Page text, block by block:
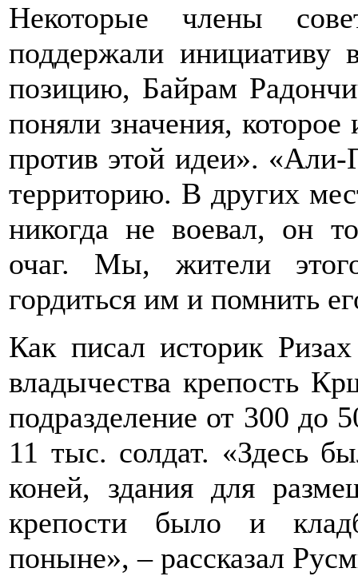
Некоторые члены
поддержали инициативу
позицию, Байрам
поняли значения,
против этой идеи».
территорию. В других
никогда не воевал, он
очаг. Мы, жители
гордиться им и помнить
Как писал историк
владычества крепость
подразделение от 300 до
11 тыс. солдат. «Здесь
коней, здания для
крепости было и
поныне», – рассказал